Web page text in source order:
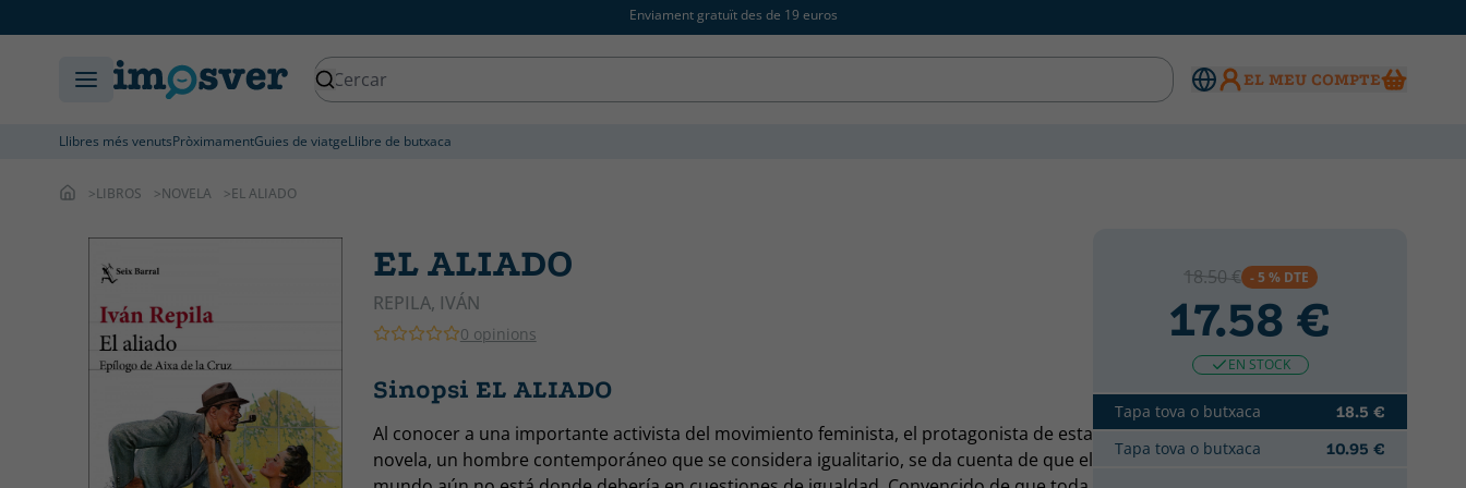
Enviament gratuït des de 19 euros
EL MEU COMPTE
Llibres més venutsPròximamentGuies de viatgeLlibre de butxaca
LIBROS NOVELA EL ALIADO
EL ALIADO
REPILA, IVÁN
0 opinions
Sinopsi EL ALIADO
Al conocer a una importante activista del movimiento feminista, el protagonista de esta
novela, un hombre contemporáneo que se considera igualitario, se da cuenta de que el
18.50 € - 5 % DTE
17.58 €
EN STOCK
Tapa tova o butxaca 18.5 €
Tapa tova o butxaca 10.95 €